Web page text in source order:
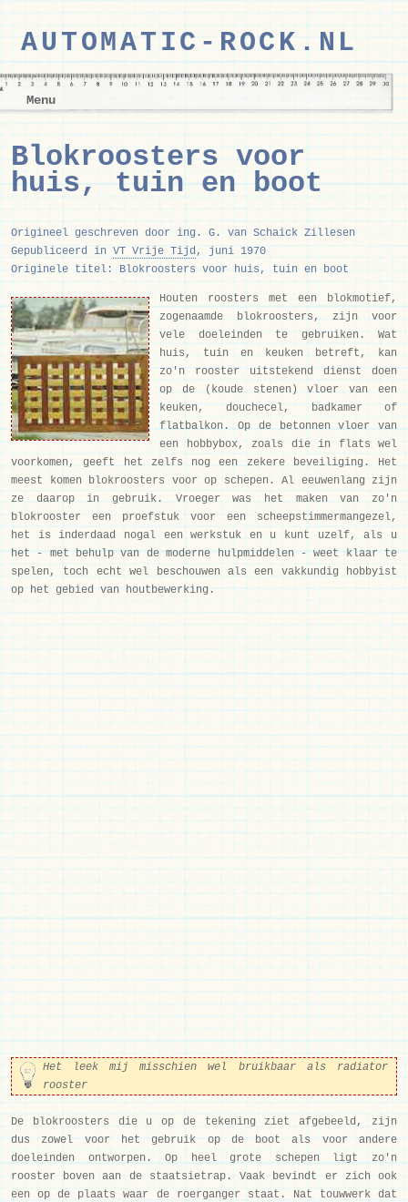
AUTOMATIC-ROCK.NL
Menu
Blokroosters voor
huis, tuin en boot
Origineel geschreven door ing. G. van Schaick Zillesen
Gepubliceerd in VT Vrije Tijd , juni 1970
Originele titel: Blokroosters voor huis, tuin en boot
Houten roosters met een blokmotief,
zogenaamde blokroosters, zijn voor
vele doeleinden te gebruiken. Wat
huis, tuin en keuken betreft, kan
zo'n rooster uitstekend dienst doen
op de (koude stenen) vloer van een
keuken, douchecel, badkamer of
flatbalkon. Op de betonnen vloer van
een hobbybox, zoals die in flats wel
voorkomen, geeft het zelfs nog een zekere beveiliging. Het
meest komen blokroosters voor op schepen. Al eeuwenlang zijn
ze daarop in gebruik. Vroeger was het maken van zo'n
blokrooster een proefstuk voor een scheepstimmermangezel,
het is inderdaad nogal een werkstuk en u kunt uzelf, als u
het - met behulp van de moderne hulpmiddelen - weet klaar te
spelen, toch echt wel beschouwen als een vakkundig hobbyist
op het gebied van houtbewerking.
Het leek mijmisschien wel bruikbaar als radiator
rooster
De blokroosters die u op de tekening ziet afgebeeld, zijn
dus zowel voor het gebruik op de boot als voor andere
doeleinden ontworpen. Op heel grote schepen ligt zo'n
rooster boven aan de staatsietrap. Vaak bevindt er zich ook
een op de plaats waar de roerganger staat. Nat touwwerk dat